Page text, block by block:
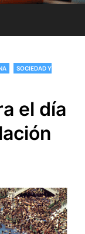
SOCIEDAD Y
el día